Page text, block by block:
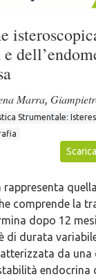
Marra,
Strumentale:
rappresenta
comprende la
dopo 12
di durata
da
endocrina